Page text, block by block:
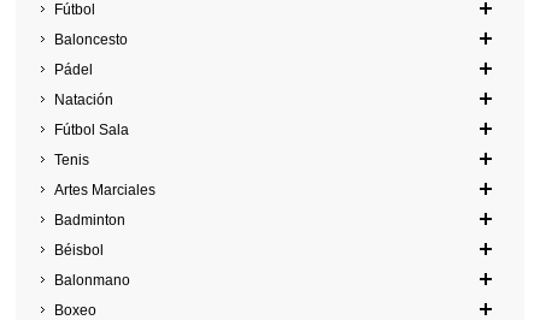
Fútbol
Baloncesto
Pádel
Natación
Fútbol Sala
Tenis
Artes Marciales
Badminton
Béisbol
Balonmano
Boxeo